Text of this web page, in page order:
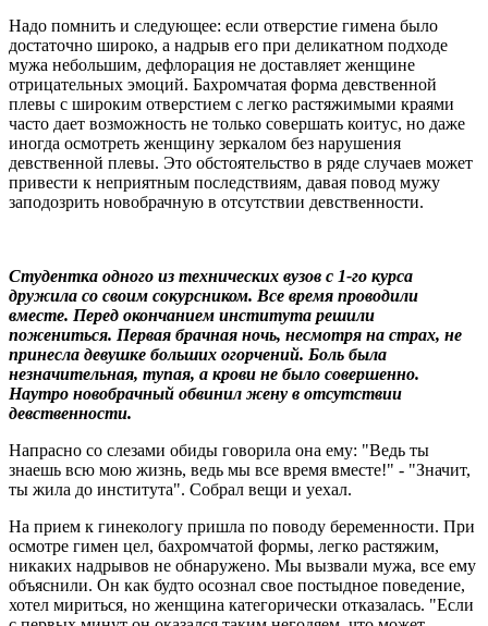
Надо помнить и следующее: если отверстие гимена было
достаточно широко, а надрыв его при деликатном подходе
мужа небольшим, дефлорация не доставляет женщине
отрицательных эмоций. Бахромчатая форма девственной
плевы с широким отверстием с легко растяжимыми краями
часто дает возможность не только совершать коитус, но даже
иногда осмотреть женщину зеркалом без нарушения
девственной плевы. Это обстоятельство в ряде случаев может
привести к неприятным последствиям, давая повод мужу
заподозрить новобрачную в отсутствии девственности.
Студентка одного из технических вузов с 1-го курса
дружила со своим сокурсником. Все время проводили
вместе. Перед окончанием института решили
пожениться. Первая брачная ночь, несмотря на страх, не
принесла девушке больших огорчений. Боль была
незначительная, тупая, а крови не было совершенно.
Наутро новобрачный обвинил жену в отсутствии
девственности.
Напрасно со слезами обиды говорила она ему: "Ведь ты
знаешь всю мою жизнь, ведь мы все время вместе!" - "Значит,
ты жила до института". Собрал вещи и уехал.
На прием к гинекологу пришла по поводу беременности. При
осмотре гимен цел, бахромчатой формы, легко растяжим,
никаких надрывов не обнаружено. Мы вызвали мужа, все ему
объяснили. Он как будто осознал свое постыдное поведение,
хотел мириться, но женщина категорически отказалась. "Если